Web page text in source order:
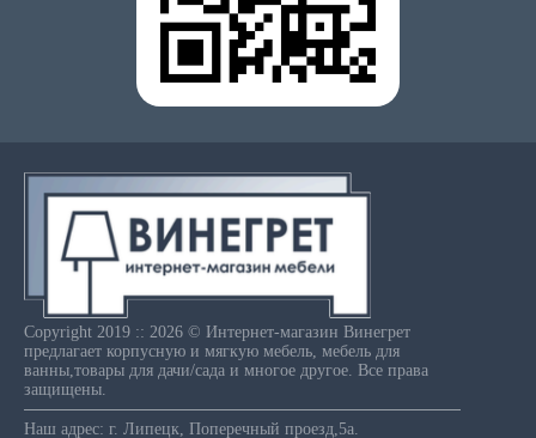
Copyright 2019 :: 2026 © Интернет-магазин Винегрет
предлагает корпусную и мягкую мебель, мебель для
ванны,товары для дачи/сада и многое другое. Все права
защищены.
Наш адрес: г. Липецк, Поперечный проезд,5а.